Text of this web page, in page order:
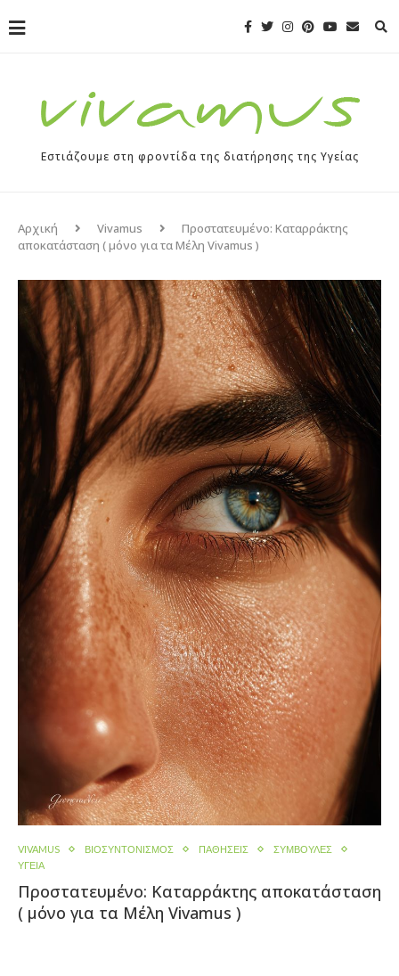
Εστιάζουμε στη φροντίδα της διατήρησης της Υγείας
Αρχική Vivamus
Πρoστατευμένο: Καταρράκτης
αποκατάσταση ( μόνο για τα Μέλη Vivamus )
VIVAMUS ΒΙΟΣΥΝΤΟΝΙΣΜΌΣ ΠΑΘΉΣΕΙΣ
ΣΥΜΒΟΥΛΕΣ
ΥΓΕΙΑ
Πρoστατευμένο: Καταρράκτης αποκατάσταση
( μόνο για τα Μέλη Vivamus )